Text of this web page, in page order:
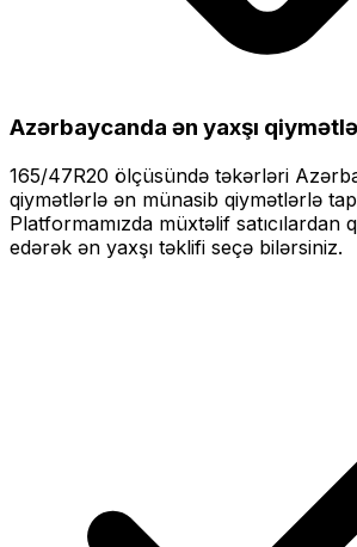
Azərbaycanda ən yaxşı
165/47R20 ölçüsündə təkərləri
qiymətlərlə ən münasib qiymətlərlə
Platformamızda müxtəlif satıcılardan
edərək ən yaxşı təklifi seçə bilərsiniz.